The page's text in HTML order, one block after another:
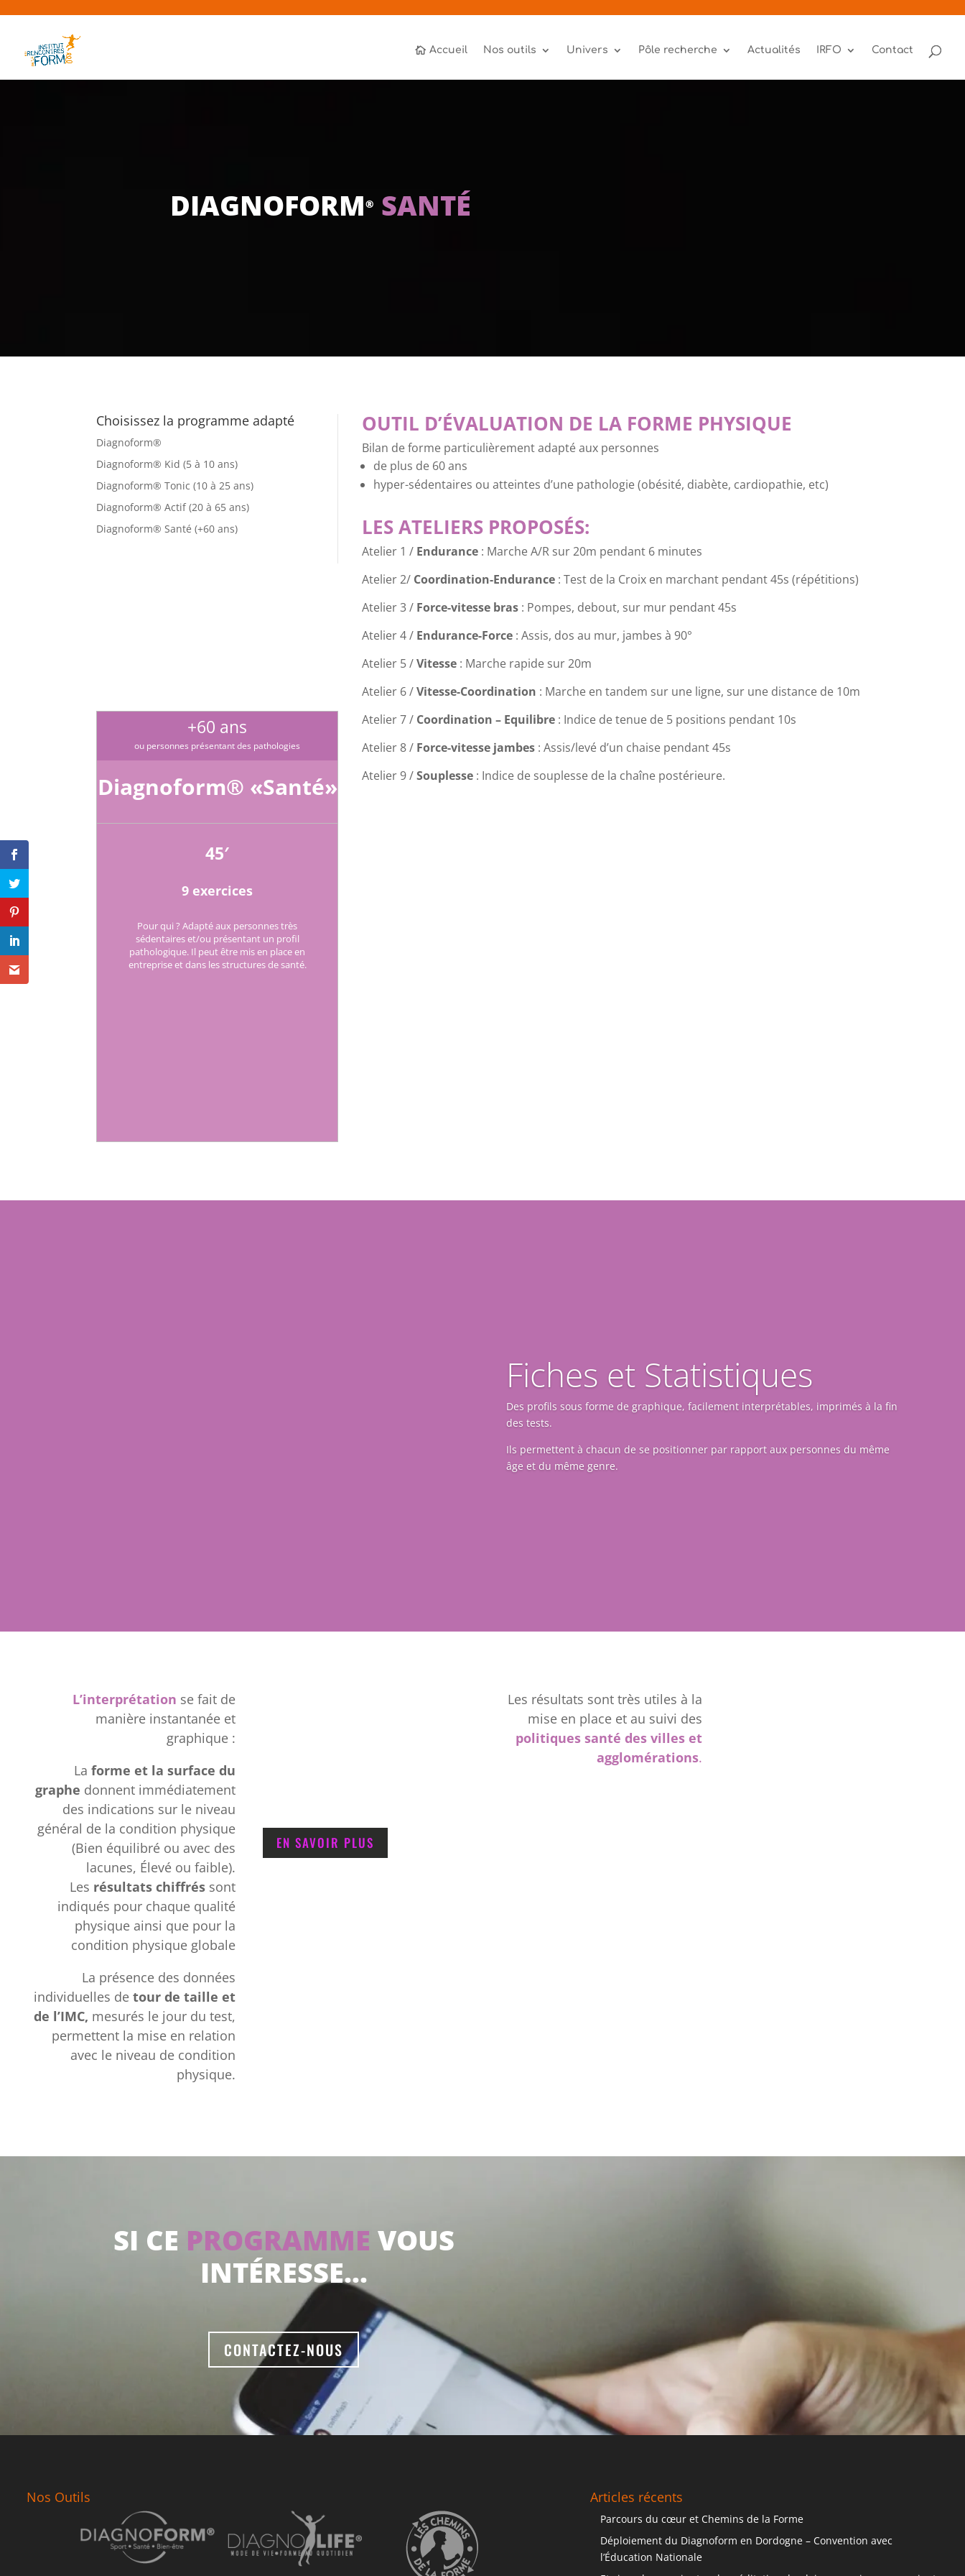
Accueil Nos outils Univers Pôle recherche Actualités IRFO Contact
DIAGNOFORM® SANTÉ
Choisissez la programme adapté
Diagnoform®
Diagnoform® Kid (5 à 10 ans)
Diagnoform® Tonic (10 à 25 ans)
Diagnoform® Actif (20 à 65 ans)
Diagnoform® Santé (+60 ans)
+60 ans
ou personnes présentant des pathologies
Diagnoform® «Santé»
45′
9 exercices
Pour qui ? Adapté aux personnes très
sédentaires et/ou présentant un profil
pathologique. Il peut être mis en place en
entreprise et dans les structures de santé.
OUTIL D’ÉVALUATION DE LA FORME PHYSIQUE
Bilan de forme particulièrement adapté aux personnes
de plus de 60 ans
hyper-sédentaires ou atteintes d’une pathologie (obésité, diabète, cardiopathie, etc)
LES ATELIERS PROPOSÉS:
Atelier 1 / Endurance: Marche A/R sur 20m pendant 6 minutes
Atelier 2/ Coordination-Endurance : Test de la Croix en marchant pendant 45s (répétitions)
Atelier 3 / Force-vitesse bras: Pompes, debout, sur mur pendant 45s
Atelier 4 / Endurance-Force : Assis, dos au mur, jambes à 90°
Atelier 5 /Vitesse: Marche rapide sur 20m
Atelier 6 /Vitesse-Coordination : Marche en tandem sur une ligne, sur une distance de 10m
Atelier 7 / Coordination – Equilibre : Indice de tenue de 5 positions pendant 10s
Atelier 8 / Force-vitesse jambes: Assis/levé d’un chaise pendant 45s
Atelier 9 /Souplesse: Indice de souplesse de la chaîne postérieure.
Fiches et Statistiques
Des profils sous forme de graphique, facilement interprétables, imprimés à la fin
des tests.
Ils permettent à chacun de se positionner par rapport aux personnes du même
âge et du même genre.
L’interprétation se fait de
manière instantanée et
graphique :
La forme et la surface du
graphe donnent immédiatement
des indications sur le niveau
général de la condition physique
(Bien équilibré ou avec des
lacunes, Élevé ou faible).
Les résultats chiffréssont
indiqués pour chaque qualité
physique ainsi que pour la
condition physique globale
La présence des données
individuelles de tour de taille et
de l’IMC, mesurés le jour du test,
permettent la mise en relation
avec le niveau de condition
physique.
EN SAVOIR PLUS
Les résultats sont très utiles à la
mise en place et au suivi des
politiques santé des villes et
agglomérations.
SI CE PROGRAMME VOUS
INTÉRESSE…
CONTACTEZ-NOUS
Nos Outils Articles récents
Parcours du cœur et Chemins de la Forme
Déploiement du Diagnoform en Dordogne – Convention avec
l’Éducation Nationale